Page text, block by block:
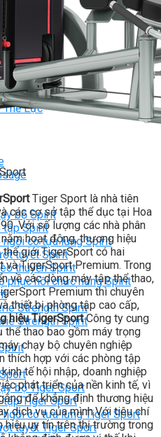
Rời
360
Gym
Thể Lực
bộ Spirit
tập Spirit
ngồi có tựa lưng Spirit
tuyết Spirit
thuyền Spirit
phục hồi chức năng Spirit
Strength Spirit
Strength Spirit
bộ Tiger Sport
tập Tiger Sport
ngồi có tựa lưng Tiger Sport
tuyết Tiger Sport
Tiger Sport là nhà tiên
các cơ sở tập thể dục tại Hoa
Với số lượng các nhà phân
hoạt động, thương hiệu
giới.TigerSport có hai
và TigerSport Premium. Trong
về các dòng máy tập thể thao,
Premium thì chuyên
thiết bị phòng tập cao cấp,
hiệu TigerSportCông ty cung
thao bao gồm máy trọng
chạy bộ chuyên nghiệp
thích hợp với các phòng tập
tế hội nhập, doanh nghiệp
phát triển của nền kinh tế, vì
để khẳng định thương hiệu
dịch vụ của mình.Với tiêu chí
hiệu uy tín trên thị trường trong